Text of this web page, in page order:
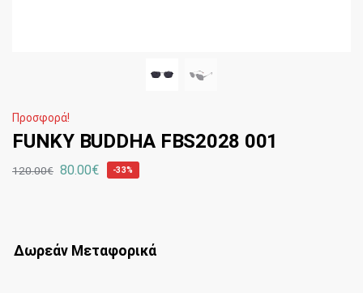
Προσφορά!
FUNKY BUDDHA FBS2028 001
120.00€ 80.00€ -33%
Δωρεάν Μεταφορικά